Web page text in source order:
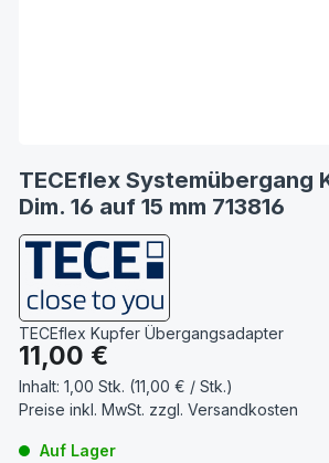
TECEflex Systemübergang
Dim. 16 auf 15 mm 713816
TECEflex Kupfer Übergangsadapter
Regulärer Preis:
11,00 €
Inhalt: 1,00 Stk. (11,00 € / Stk.)
Preise inkl. MwSt. zzgl. Versandkosten
Auf Lager